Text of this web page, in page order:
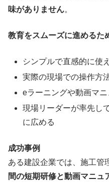
味がありません。
教育をスムーズに進めるた
シンプルで直感的に使
実際の現場での操作方
eラーニングや動画マ
現場リーダーが率先し
に広める
成功事例
ある建設企業では、施工管
間の短期研修と動画マニュ